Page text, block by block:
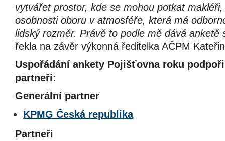
vytvářet prostor, kde se mohou potkat
osobnosti oboru v atmosféře, která má
lidský rozměr. Právě to podle mě dává anketě
řekla na závěr výkonná ředitelka AČPM
Uspořádání ankety Pojišťovna roku
partneři:
Generální partner
KPMG Česká republika
Partneři